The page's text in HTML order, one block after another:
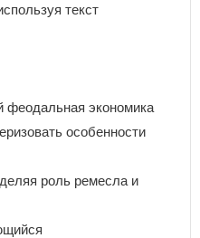
текст
феодальная экономика
особенности
роль ремесла и